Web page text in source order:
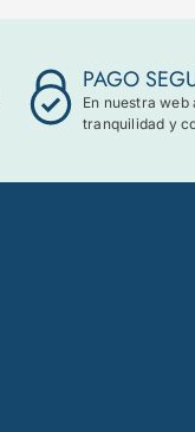
PAGO
En nuestra web
tranquilidad y